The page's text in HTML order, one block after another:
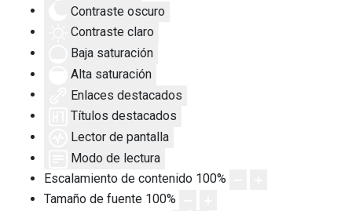
Contraste oscuro
Contraste claro
Baja saturación
Alta saturación
Enlaces destacados
Títulos destacados
Lector de pantalla
Modo de lectura
Escalamiento de contenido 100%
Tamaño de fuente 100%